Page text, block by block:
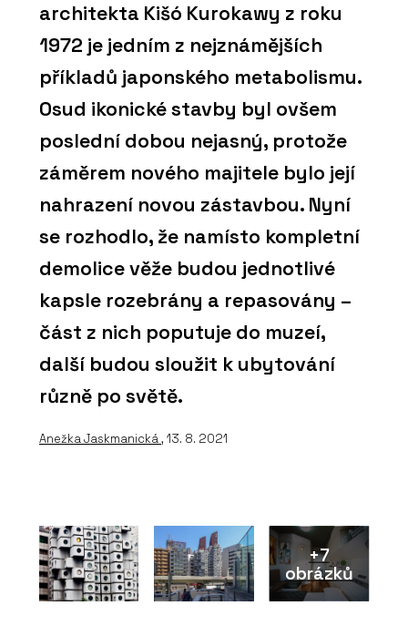
architekta Kišó Kurokawy z roku
1972 je jedním z nejznámějších
příkladů japonského metabolismu.
Osud ikonické stavby byl ovšem
poslední dobou nejasný, protože
záměrem nového majitele bylo její
nahrazení novou zástavbou. Nyní
se rozhodlo, že namísto kompletní
demolice věže budou jednotlivé
kapsle rozebrány a repasovány –
část z nich poputuje do muzeí,
další budou sloužit k ubytování
různě po světě.
Anežka Jaskmanická, 13. 8. 2021
+7
obrázků